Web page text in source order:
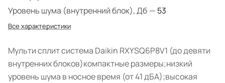
Уровень шума (внутренний блок), Дб — 53
Все характеристики
Мульти сплит система Daikin RXYSQ6P8V1 (до девяти
внутренних блоков)компактные размеры;низкий
уровень шума в носное время (от 41 дБА);высокая